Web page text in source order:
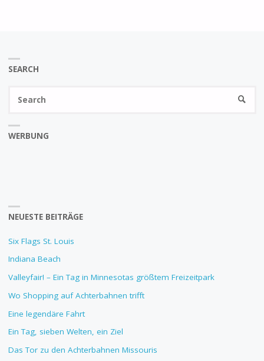
SEARCH
WERBUNG
NEUESTE BEITRÄGE
Six Flags St. Louis
Indiana Beach
Valleyfair! – Ein Tag in Minnesotas größtem Freizeitpark
Wo Shopping auf Achterbahnen trifft
Eine legendäre Fahrt
Ein Tag, sieben Welten, ein Ziel
Das Tor zu den Achterbahnen Missouris